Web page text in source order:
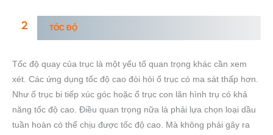
TỐC ĐỘ
Tốc độ quay của trục là một yếu tố quan trọng khác cần xem
xét. Các ứng dụng tốc độ cao đòi hỏi ổ trục có ma sát thấp hơn.
Như ổ trục bi tiếp xúc góc hoặc ổ trục con lăn hình trụ có khả
năng tốc độ cao. Điều quan trọng nữa là phải lựa chọn loại dầu
tuần hoàn có thể chịu được tốc độ cao. Mà không phải gây ra